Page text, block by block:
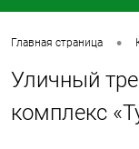
Главная страница •
Уличный
комплекс